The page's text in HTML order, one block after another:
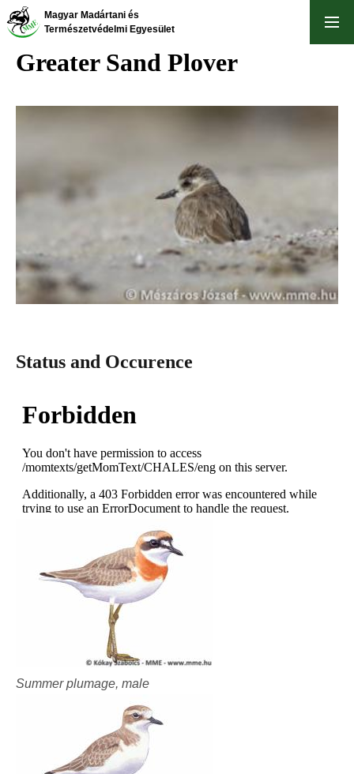
Skip
to
content
Magyar Madártani és
Természetvédelmi Egyesület
Greater Sand Plover
Status and Occurence
Summer plumage, male